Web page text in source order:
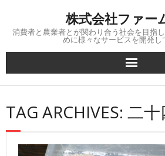
content
株式会社ファー
消費者と農業者とが関わり合う社会を目指
めに様々なサービスを開発し
TAG ARCHIVES: 二